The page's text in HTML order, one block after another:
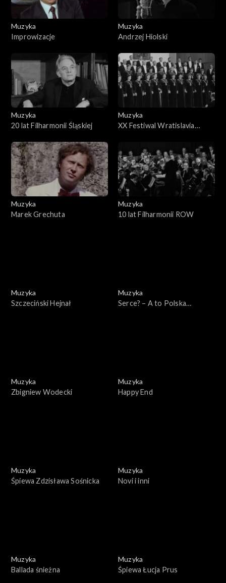
Muzyka
Improwizacje
Muzyka
Andrzej Hiolski
Muzyka
20 lat Filharmonii Śląskiej
Muzyka
XX Festiwal Wratislavia
Muzyka
Marek Grechuta
Muzyka
10 lat Filharmonii ROW
Muzyka
Szczeciński Hejnał
Muzyka
Serce? – A to Polska
Muzyka
Zbigniew Wodecki
Muzyka
Happy End
Muzyka
Śpiewa Zdzisława Sośnicka
Muzyka
Novi i inni
Muzyka
Ballada śnieżna
Muzyka
Śpiewa Łucja Prus